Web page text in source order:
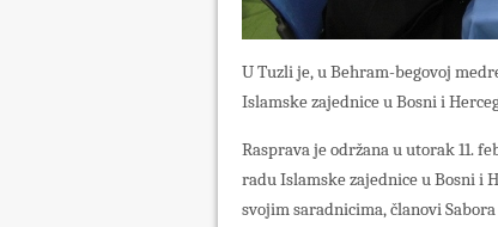
U Tuzli je, u Behram-begovoj
Islamske zajednice u Bosni i
Rasprava je održana u utorak 11.
radu Islamske zajednice u Bosni i
svojim saradnicima, članovi